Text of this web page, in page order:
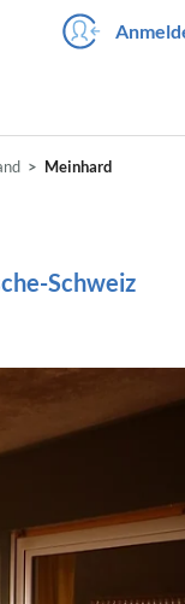
Meinhard
Schweiz